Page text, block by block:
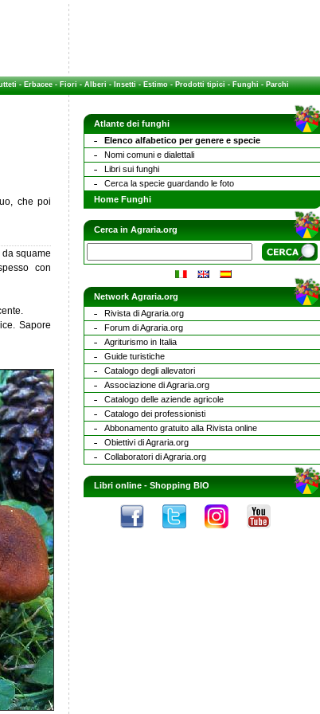
-Erbacee-Fiori-Alberi-Insetti-Estimo-Prodotti tipici-Funghi-Parchi
che poi
squame
con
Sapore
Atlante dei funghi
Elenco alfabetico per genere e specie
Nomi comuni e dialettali
Libri sui funghi
Cerca la specie guardando le foto
Home Funghi
Cerca in Agraria.org
Network Agraria.org
Rivista di Agraria.org
Forum di Agraria.org
Agriturismo in Italia
Guide turistiche
Catalogo degli allevatori
Associazione di Agraria.org
Catalogo delle aziende agricole
Catalogo dei professionisti
Abbonamento gratuito alla Rivista online
Obiettivi di Agraria.org
Collaboratori di Agraria.org
Libri online - Shopping BIO